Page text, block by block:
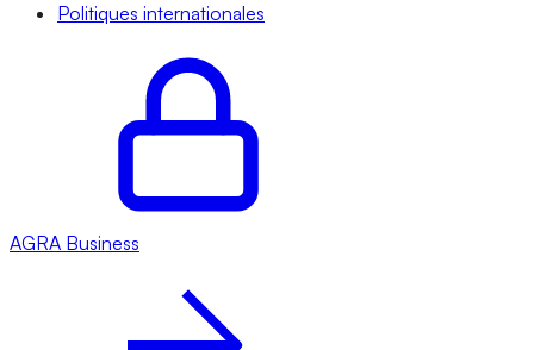
Politiques internationales
AGRA Business